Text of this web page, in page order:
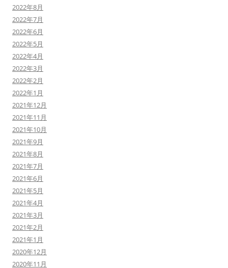
2022年8月
2022年7月
2022年6月
2022年5月
2022年4月
2022年3月
2022年2月
2022年1月
2021年12月
2021年11月
2021年10月
2021年9月
2021年8月
2021年7月
2021年6月
2021年5月
2021年4月
2021年3月
2021年2月
2021年1月
2020年12月
2020年11月